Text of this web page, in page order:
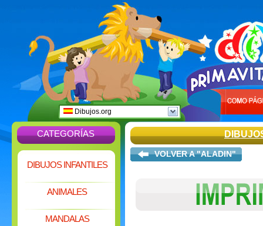
Dibujos.org
CATEGORÍAS
DIBUJOS INFANTILES
ANIMALES
MANDALAS
VOLVER A "ALADIN"